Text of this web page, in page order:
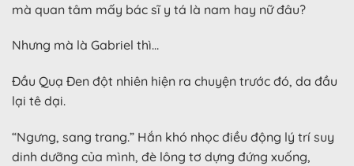
mà quan tâm mấy bác sĩ y tá là nam hay nữ đâu?
Nhưng mà là Gabriel thì…
Đầu Quạ Đen đột nhiên hiện ra chuyện trước đó, da đầu
lại tê dại.
“Ngưng, sang trang.” Hắn khó nhọc điều động lý trí suy
dinh dưỡng của mình, đè lông tơ dựng đứng xuống,